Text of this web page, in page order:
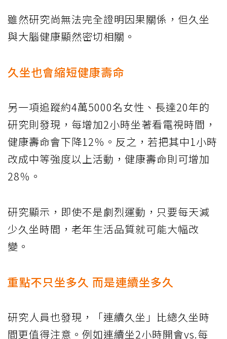
雖然研究尚無法完全證明因果關係，但久坐
與大腦健康顯然密切相關。
久坐也會縮短健康壽命
另一項追蹤約4萬5000名女性、長達20年的
研究則發現，每增加2小時坐著看電視時間，
健康壽命會下降12％。反之，若把其中1小時
改成中等強度以上活動，健康壽命則可增加
28％。
研究顯示，即使不是劇烈運動，只要每天減
少久坐時間，老年生活品質就可能大幅改
變。
重點不只坐多久 而是連續坐多久
研究人員也發現，「連續久坐」比總久坐時
間更值得注意。例如連續坐2小時開會vs.每